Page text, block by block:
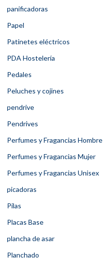
panificadoras
Papel
Patinetes eléctricos
PDA Hostelería
Pedales
Peluches y cojines
pendrive
Pendrives
Perfumes y Fragancias Hombre
Perfumes y Fragancias Mujer
Perfumes y Fragancias Unisex
picadoras
Pilas
Placas Base
plancha de asar
Planchado